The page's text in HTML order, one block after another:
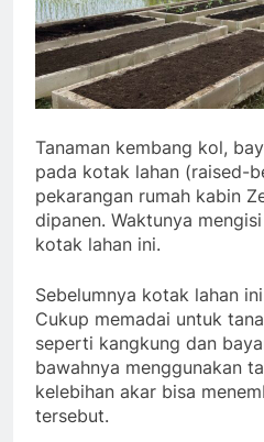
Tanaman kembang kol,
pada kotak lahan (raised-
pekarangan rumah kabin
dipanen. Waktunya
kotak lahan ini.
Sebelumnya kotak lahan
Cukup memadai untuk
seperti kangkung dan
bawahnya menggunakan
kelebihan akar bisa
tersebut.